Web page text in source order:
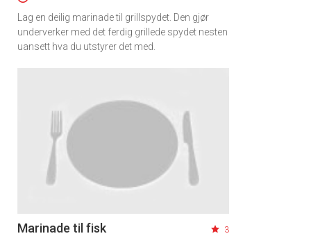
Lag en deilig marinade til grillspydet. Den gjør
underverker med det ferdig grillede spydet nesten
uansett hva du utstyrer det med.
Marinade til fisk 3